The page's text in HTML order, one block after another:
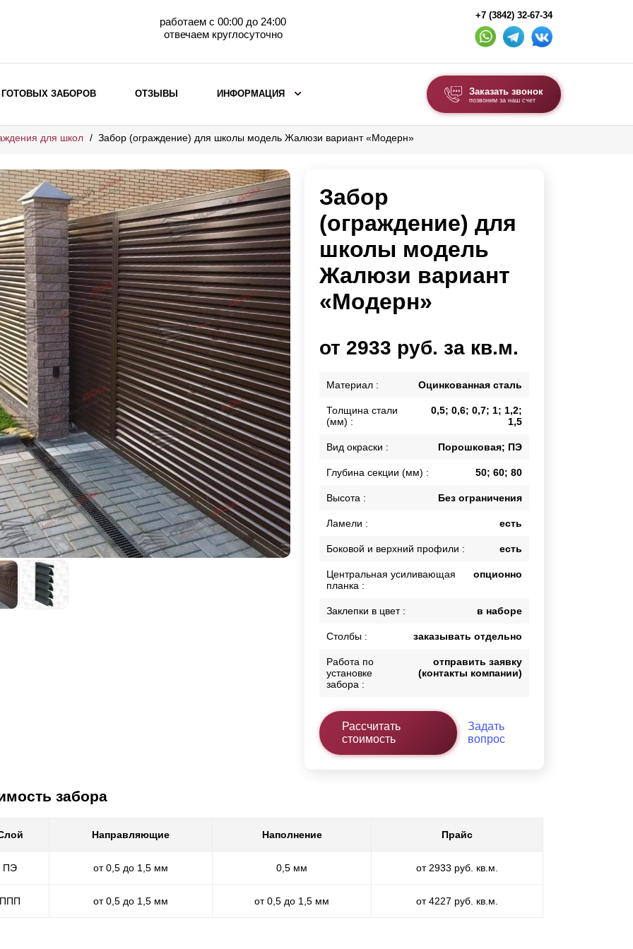
работаем с 00:00 до 24:00
отвечаем круглосуточно
+7 (3842) 32-67-34
ВЫБОР ПО МАТЕРИАЛУ
Заборы с кирпичными столбами
Заборы из евроштакетника
горизонтального
Металлические заборы для дачи
Забор жалюзи с кирпичными столбами
Металлические заборы
Металлические ограждения
ВЫБОР ПО ХАРАКТЕРИСТИКАМ
Горизонтальные заборы
Высокие заборы
Красивые, дизайнерские заборы
ВЫБОР ПО СПОСОБУ МОНТАЖА
Заборы под ключ
Готовые заборы
Комплекты заборов-лего "сделай сам"
Быстровозводимые заборы
ВЫБОР ПО ТИПУ
Комбинированные заборы
Секционные заборы
ВОРОТА И КАЛИТКИ
Ворота откатные
Ворота распашные
Ворота складные гармошка
Калитки
ВСЕ ДЛЯ ЗАБОРА
ЗАБОРОВ ОТЗЫВЫ ИНФОРМАЦИЯ Заказать звонок
позвоним за наш счет
для школ Забор (ограждение) для школы модель Жалюзи вариант «Модерн»
Забор
(ограждение) для
школы модель
Жалюзи вариант
«Модерн»
от 2933 руб. за кв.м.
Материал : Оцинкованная сталь
Толщина стали
(мм) :
0,5; 0,6; 0,7; 1; 1,2;
1,5
Вид окраски : Порошковая; ПЭ
Глубина секции (мм) : 50; 60; 80
Высота : Без ограничения
Ламели : есть
Боковой и верхний профили : есть
Центральная усиливающая
планка :
опционно
Заклепки в цвет : в наборе
Столбы : заказывать отдельно
Работа по
установке
забора :
отправить заявку
(контакты компании)
Рассчитать
стоимость
Задать
вопрос
забора
Направляющие Наполнение Прайс
ПЭ от 0,5 до 1,5 мм 0,5 мм от 2933 руб. кв.м.
ППП от 0,5 до 1,5 мм от 0,5 до 1,5 мм от 4227 руб. кв.м.